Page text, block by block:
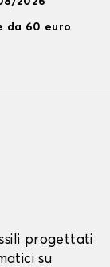
da 60 euro
progettati
su